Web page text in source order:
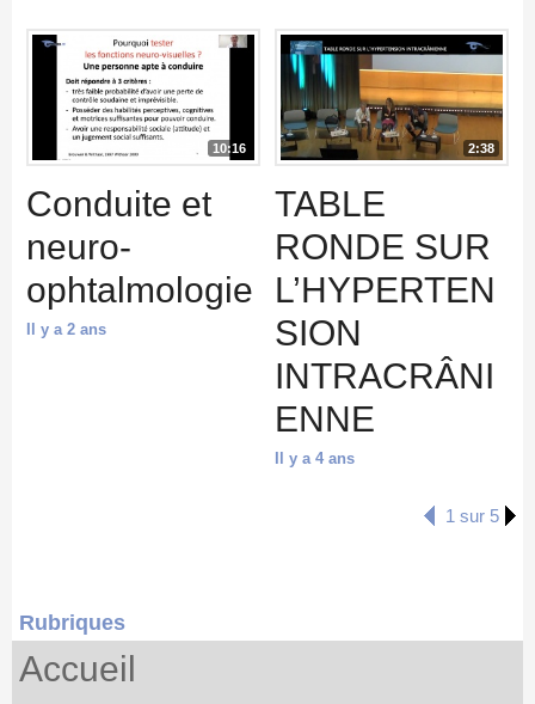
10:16
Conduite et
neuro-
ophtalmologie
Il y a 2 ans
2:38
TABLE
RONDE SUR
L’HYPERTEN
SION
INTRACRÂNI
ENNE
Il y a 4 ans
1 sur 5
Rubriques
Accueil